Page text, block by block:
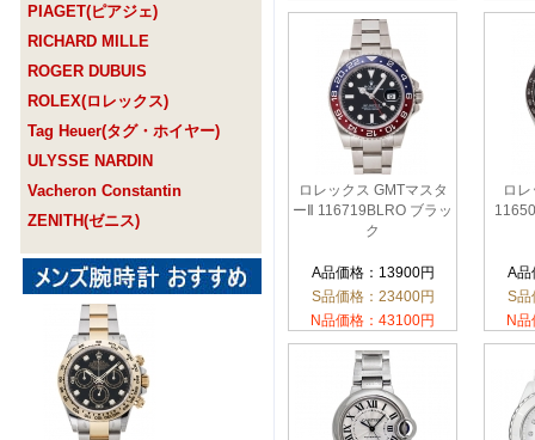
PIAGET(ピアジェ)
RICHARD MILLE
ROGER DUBUIS
ROLEX(ロレックス)
Tag Heuer(タグ・ホイヤー)
ULYSSE NARDIN
Vacheron Constantin
ZENITH(ゼニス)
ロレックス GMTマスタ
ーⅡ 116719BLRO ブラッ
ク
A品価格：13900円
S品価格：23400円
N品価格：43100円
ロ
A品
S品
N